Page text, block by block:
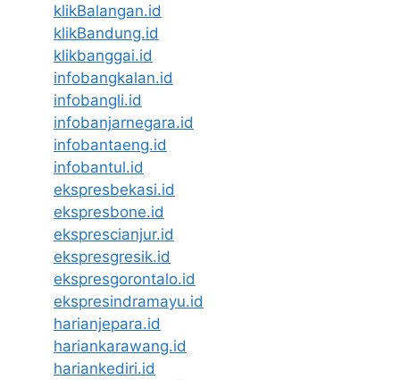
klikBalangan.id
klikBandung.id
klikbanggai.id
infobangkalan.id
infobangli.id
infobanjarnegara.id
infobantaeng.id
infobantul.id
ekspresbekasi.id
ekspresbone.id
eksprescianjur.id
ekspresgresik.id
ekspresgorontalo.id
ekspresindramayu.id
harianjepara.id
hariankarawang.id
hariankediri.id